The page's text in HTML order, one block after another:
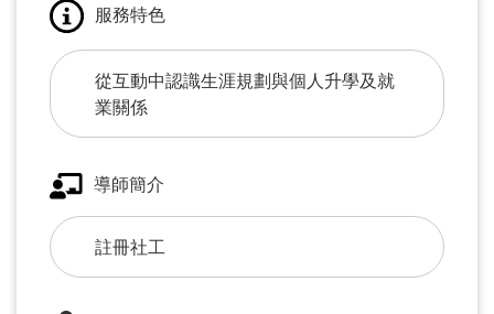
服務特色
從互動中認識生涯規劃與個人升學及就
業關係
導師簡介
註冊社工